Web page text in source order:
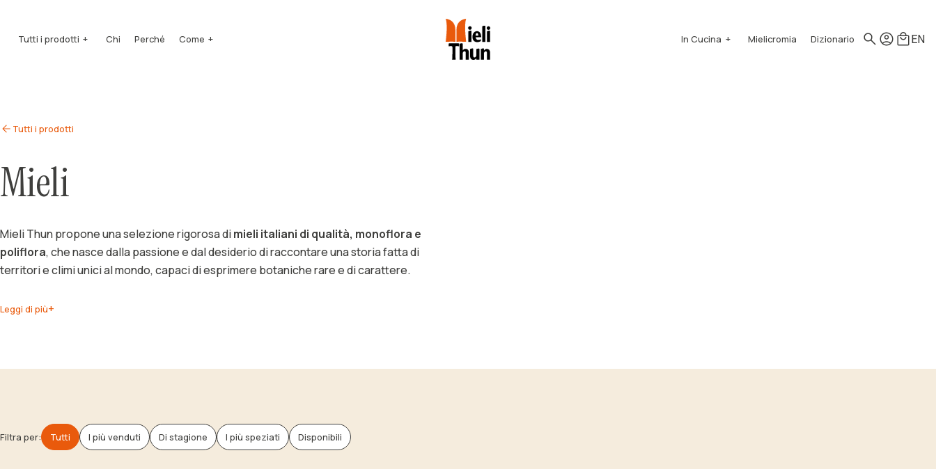
Tutti i prodotti
Mieli
Mieli Thun propone una selezione rigorosa dimieli italiani di qualità, monoflora e
poliflora, che nasce dalla passione e dal desiderio di raccontare una storia fatta di
territori e climi unici al mondo, capaci di esprimere botaniche rare e di carattere.
Leggi di più
Filtra per: Tutti I più venduti Di stagione I più speziati Disponibili
Tutti i prodotti
Squeezers
Benessere
Aceti di miele
Idromiele
Acquavite di miele
Hotel e Ristorazione
Chi Perché Come In Cucina Mielicromia Dizionario EN